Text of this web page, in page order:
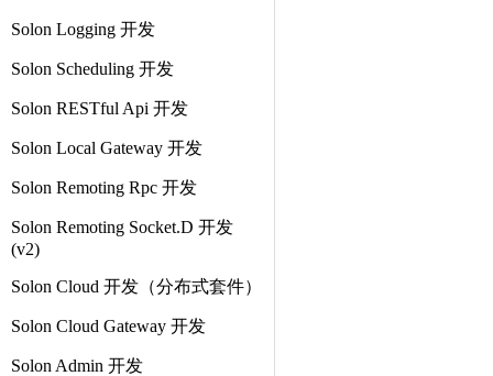
Solon Logging 开发
Solon Scheduling 开发
Solon RESTful Api 开发
Solon Local Gateway 开发
Solon Remoting Rpc 开发
Solon Remoting Socket.D 开发
(v2)
Solon Cloud 开发（分布式套件）
Solon Cloud Gateway 开发
Solon Admin 开发